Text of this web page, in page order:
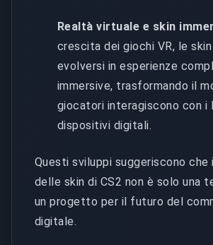
Realtà virtuale e skin
crescita dei giochi VR, le
evolversi in esperienze
immersive, trasformando il
giocatori interagiscono con i
dispositivi digitali.
Questi sviluppi suggeriscono che
delle skin di CS2 non è solo una
un progetto per il futuro del
digitale.